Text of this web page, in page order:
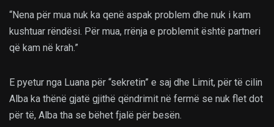
“Nena për mua nuk ka qenë aspak problem dhe nuk i kam
kushtuar rëndësi. Për mua, rrënja e problemit është partneri
që kam në krah.”
E pyetur nga Luana për “sekretin” e saj dhe Limit, për të cilin
Alba ka thënë gjatë gjithë qëndrimit në fermë se nuk flet dot
për të, Alba tha se bëhet fjalë për besën.